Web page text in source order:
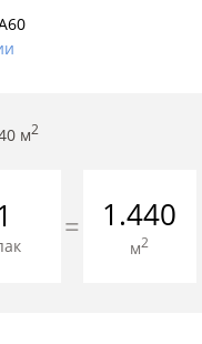
м2
= 1.440
м2